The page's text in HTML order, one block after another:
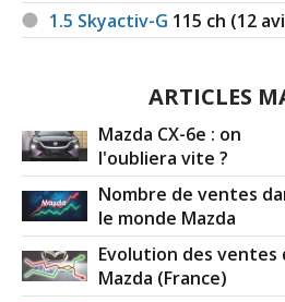
1.5 Skyactiv-G 115 ch (12
ARTICLES
Mazda CX-6e : on
l'oubliera vite ?
Nombre de ventes
le monde Mazda
Evolution des ventes
Mazda (France)